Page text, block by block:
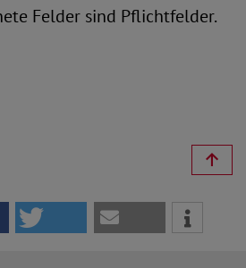
Felder sind Pflichtfelder.